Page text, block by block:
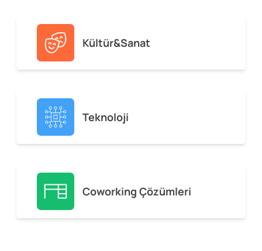
Kültür&Sanat
Teknoloji
Coworking Çözümleri